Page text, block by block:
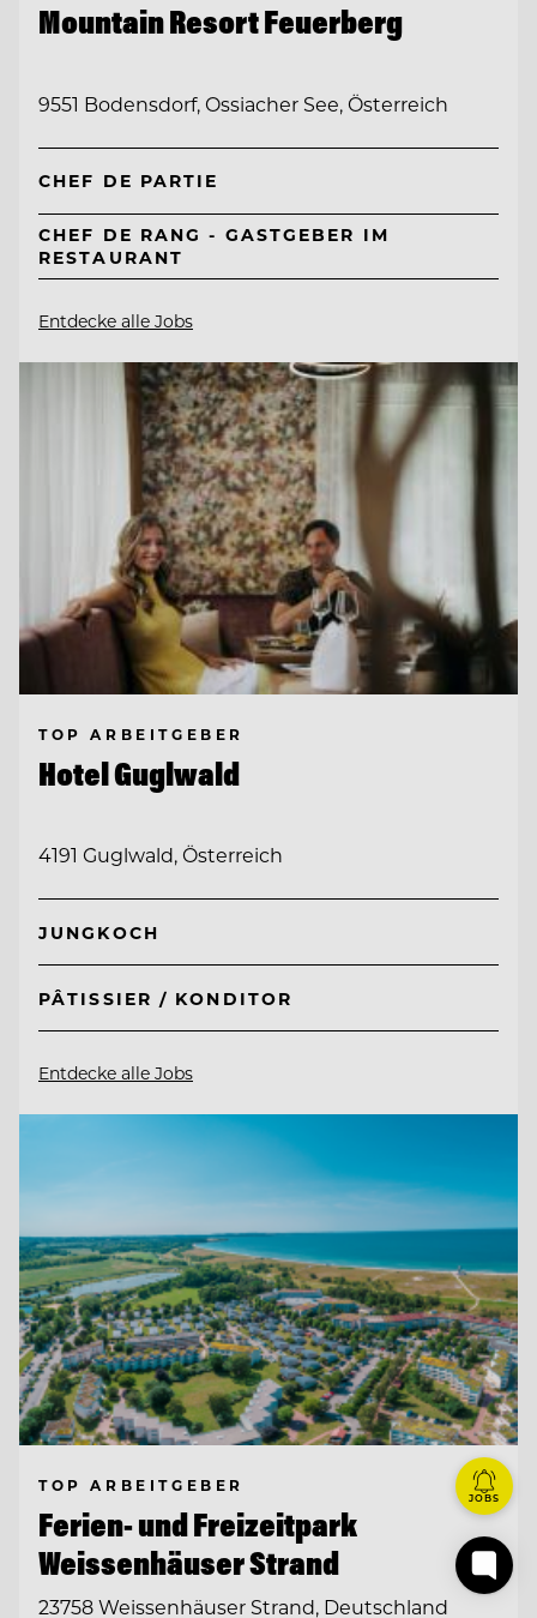
Mountain Resort Feuerberg
9551 Bodensdorf, Ossiacher See, Österreich
CHEF DE PARTIE
CHEF DE RANG - GASTGEBER IM
RESTAURANT
Entdecke alle Jobs
TOP ARBEITGEBER
Hotel Guglwald
4191 Guglwald, Österreich
JUNGKOCH
PÂTISSIER / KONDITOR
Entdecke alle Jobs
TOP ARBEITGEBER
Ferien- und Freizeitpark
Weissenhäuser Strand
23758 Weissenhäuser Strand, Deutschland
JOBS